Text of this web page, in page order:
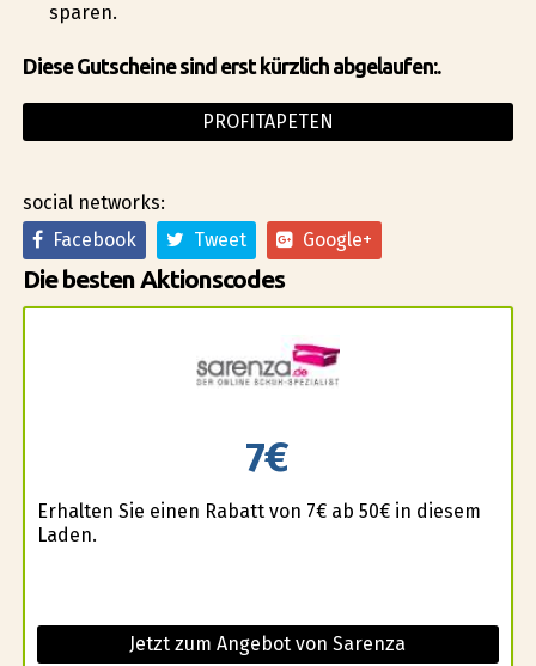
sparen.
Diese Gutscheine sind erst kürzlich abgelaufen:.
PROFITAPETEN
social networks:
Facebook
Tweet Google+
Die besten Aktionscodes
7€
Erhalten Sie einen Rabatt von 7€ ab 50€ in diesem
Laden.
Jetzt zum Angebot von Sarenza